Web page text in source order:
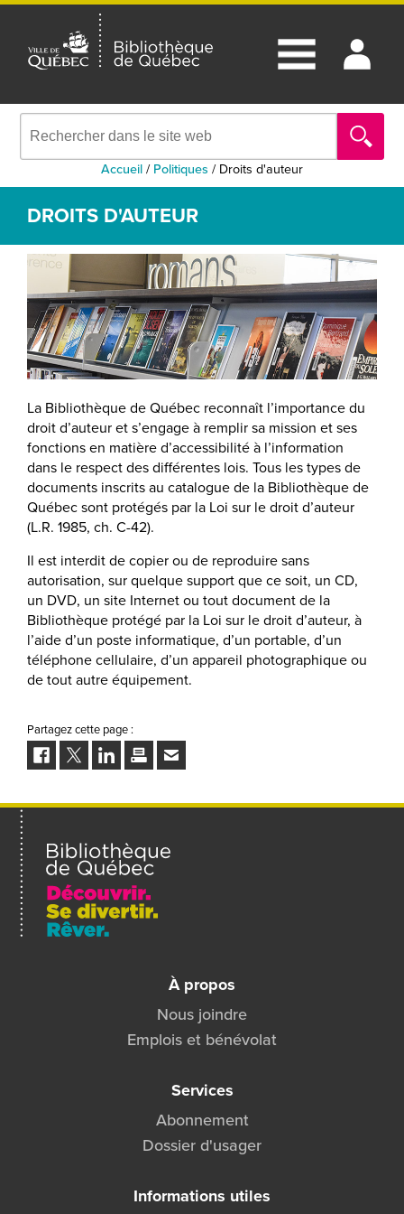
Accueil/ Politiques / Droits d'auteur
DROITS D'AUTEUR
La Bibliothèque de Québec reconnaît l’importance du
droit d’auteur et s’engage à remplir sa mission et ses
fonctions en matière d’accessibilité à l’information
dans le respect des différentes lois. Tous les types de
documents inscrits au catalogue de la Bibliothèque de
Québec sont protégés par la Loi sur le droit d’auteur
(L.R. 1985, ch. C-42).
Il est interdit de copier ou de reproduire sans
autorisation, sur quelque support que ce soit, un CD,
un DVD, un site Internet ou tout document de la
Bibliothèque protégé par la Loi sur le droit d’auteur, à
l’aide d’un poste informatique, d’un portable, d’un
téléphone cellulaire, d’un appareil photographique ou
de tout autre équipement.
Partagez cette page :
FacebookTwitterLinkedInImprimerEnvoyer
à
À propos
Nous joindre
Emplois et bénévolat
Services
Abonnement
Dossier d'usager
Informations utiles